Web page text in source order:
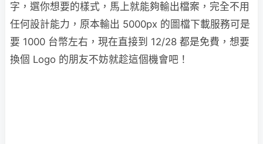
字，選你想要的樣式，馬上就能夠輸出檔案，完全不用
任何設計能力，原本輸出 5000px 的圖檔下載服務可是
要 1000 台幣左右，現在直接到 12/28 都是免費，想要
換個 Logo 的朋友不妨就趁這個機會吧！